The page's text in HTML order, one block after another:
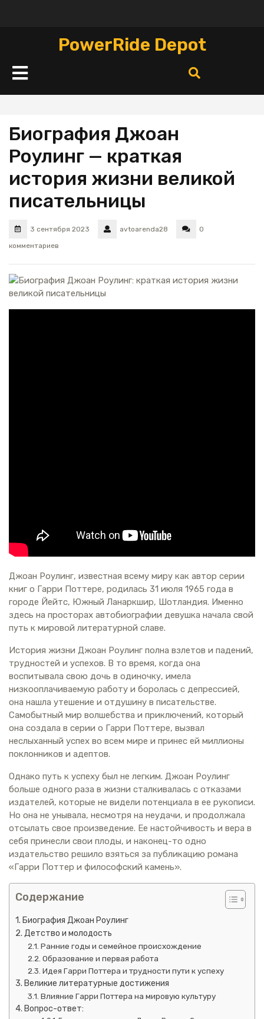
PowerRide Depot
Кнопка
Открыть
Биография Джоан
Роулинг — краткая
история жизни великой
писательницы
3 сентября 2023 avtoarenda28
0
комментариев
Джоан Роулинг, известная всему миру как автор серии
книг о Гарри Поттере, родилась 31 июля 1965 года в
городе Йейтс, Южный Ланаркшир, Шотландия. Именно
здесь на просторах автобиографии девушка начала свой
путь к мировой литературной славе.
История жизни Джоан Роулинг полна взлетов и падений,
трудностей и успехов. В то время, когда она
воспитывала свою дочь в одиночку, имела
низкооплачиваемую работу и боролась с депрессией,
она нашла утешение и отдушину в писательстве.
Самобытный мир волшебства и приключений, который
она создала в серии о Гарри Поттере, вызвал
неслыханный успех во всем мире и принес ей миллионы
поклонников и адептов.
Однако путь к успеху был не легким. Джоан Роулинг
больше одного раза в жизни сталкивалась с отказами
издателей, которые не видели потенциала в ее рукописи.
Но она не унывала, несмотря на неудачи, и продолжала
отсылать свое произведение. Ее настойчивость и вера в
себя принесли свои плоды, и наконец-то одно
издательство решило взяться за публикацию романа
«Гарри Поттер и философский камень».
Содержание
Биография Джоан Роулинг
Детство и молодость
Ранние годы и семейное происхождение
Образование и первая работа
Идея Гарри Поттера и трудности пути к успеху
Великие литературные достижения
Влияние Гарри Поттера на мировую культуру
Вопрос-ответ: